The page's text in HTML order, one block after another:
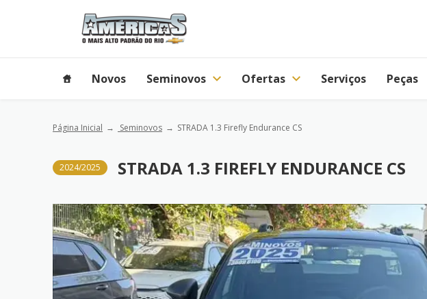
Novos Seminovos Ofertas Serviços Peças
Página Inicial Seminovos STRADA 1.3 Firefly Endurance CS
2024/2025 STRADA 1.3 FIREFLY ENDURANCE CS